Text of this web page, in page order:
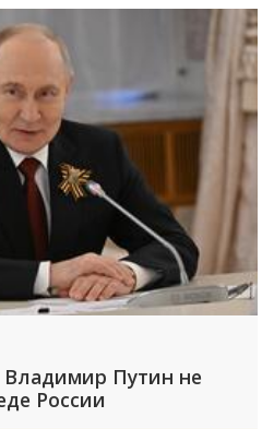
Путин не
России